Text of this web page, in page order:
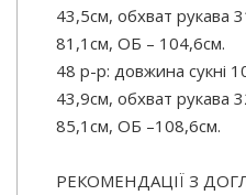
43,5см, обхват рукава
81,1см, ОБ – 104,6см.
48 р-р: довжина сукні
43,9см, обхват рукава
85,1см, ОБ –108,6см.
РЕКОМЕНДАЦІЇ З